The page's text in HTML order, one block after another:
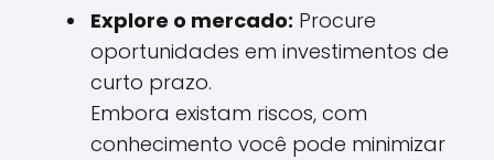
Explore o mercado: Procure
oportunidades em investimentos de
curto prazo.
Embora existam riscos, com
conhecimento você pode minimizar